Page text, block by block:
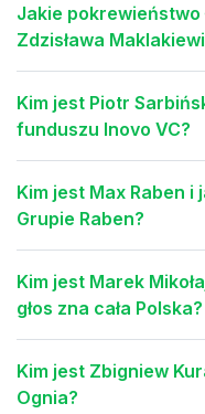
Jakie pokrewieństwo
Zdzisława
Kim jest Piotr
funduszu Inovo VC?
Kim jest Max Raben i
Grupie Raben?
Kim jest Marek
głos zna cała Polska?
Kim jest Zbigniew
Ognia?